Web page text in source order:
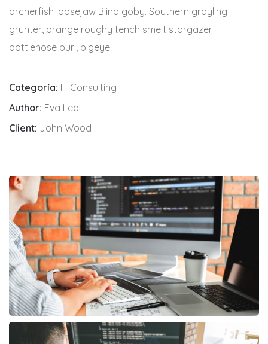
archerfish loosejaw Blind goby. Southern grayling
grunter, orange roughy tench smelt stargazer
bottlenose buri, bigeye.
Categoría: IT Consulting
Author: Eva Lee
Client: John Wood